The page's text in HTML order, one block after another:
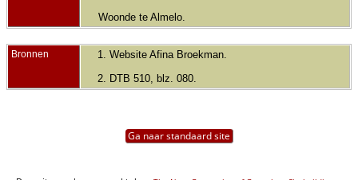
Woonde te Almelo.
Bronnen
Website Afina Broekman.
DTB 510, blz. 080.
Ga naar standaard site